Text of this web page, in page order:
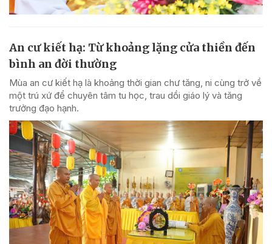
An cư kiết hạ: Từ khoảng lặng cửa thiền đến
bình an đời thường
Mùa an cư kiết hạ là khoảng thời gian chư tăng, ni cùng trở về
một trú xứ để chuyên tâm tu học, trau dồi giáo lý và tăng
trưởng đạo hạnh.